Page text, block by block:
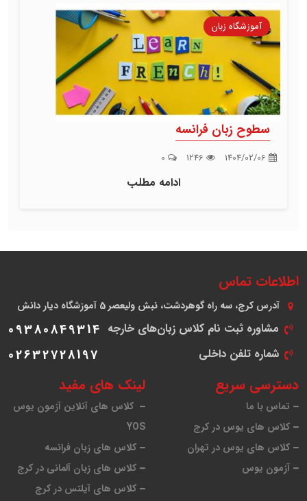
آموزشگاه زبان
سطوح زبان فرانسه
ادامه مطلب
لینک های مفید
کلاس های آنلاین آزمون یوس
YOS
کلاس های زبان فرانسه
کلاس های زبان آلمانی در کرج
کلاس های آیلتس در کرج
دسترسی سریع
تماس با ما
کلاس های یوس در کرج
کلاس های یوس در تهران
آزمون یوس
اطلاعات تماس
آدرس کرج، سه راه گوهردشت، نبش ولیعصر 5 آموزشگاه دیار دانش
مشاوره ثبت نام کلاس زبان‌های خارجه 09380849314
شماره تلفن داخلی 02632728197